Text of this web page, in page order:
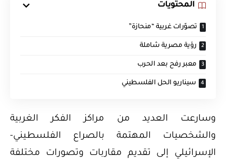
المحتويات
تصوّرات غربية “منحازة”
رؤية مصرية شاملة
معبر رفح بعد الحرب
سيناريو الحل الفلسطيني
وسارعت العديد من مراكز الفكر الغربية
والشخصيات المهتمة بالصراع الفلسطيني-
الإسرائيلي إلى تقديم مقاربات وتصورات مختلفة